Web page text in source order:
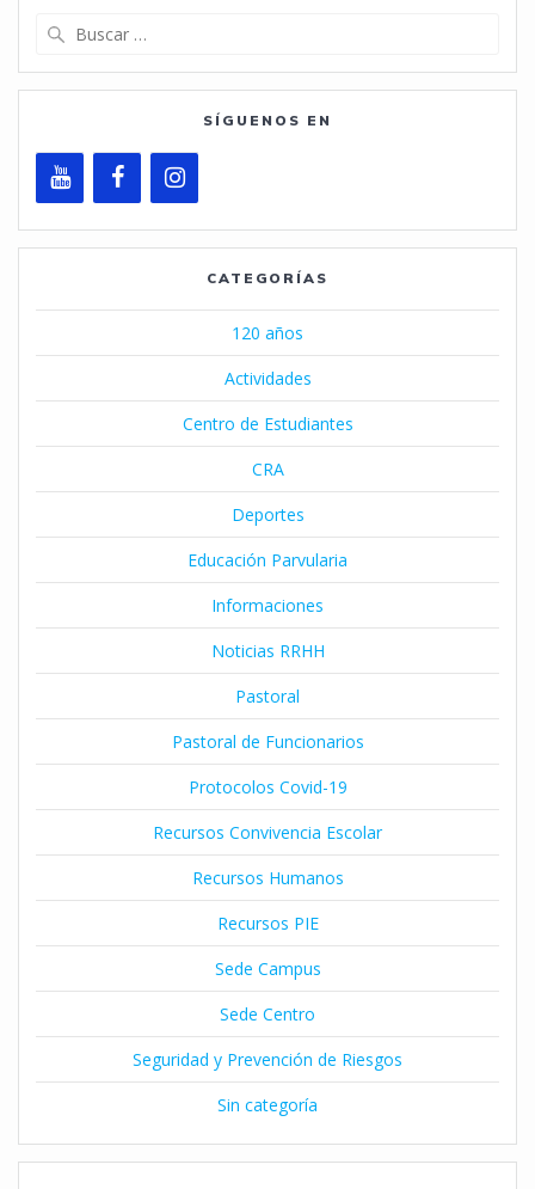
SÍGUENOS EN
CATEGORÍAS
120 años
Actividades
Centro de Estudiantes
CRA
Deportes
Educación Parvularia
Informaciones
Noticias RRHH
Pastoral
Pastoral de Funcionarios
Protocolos Covid-19
Recursos Convivencia Escolar
Recursos Humanos
Recursos PIE
Sede Campus
Sede Centro
Seguridad y Prevención de Riesgos
Sin categoría